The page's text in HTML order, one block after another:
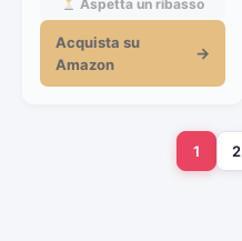
Luminoso, 3 modalità
5200mAh Luce
Anteriore – Sicurezza
per Notte
Aspetta un ribasso
Acquista su
Amazon
→
1 2